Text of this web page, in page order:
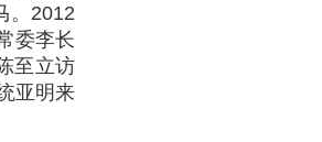
。2012
委李长
至立访
亚明来